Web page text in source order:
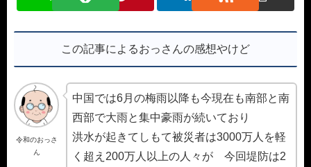
この記事によるおっさんの感想やけど
令和のおっさ
ん
中国では6月の梅雨以降も今現在も南部と南
西部で大雨と集中豪雨が続いており
洪水が起きてしもて被災者は3000万人を軽
く超え200万人以上の人々が 今回堤防は2